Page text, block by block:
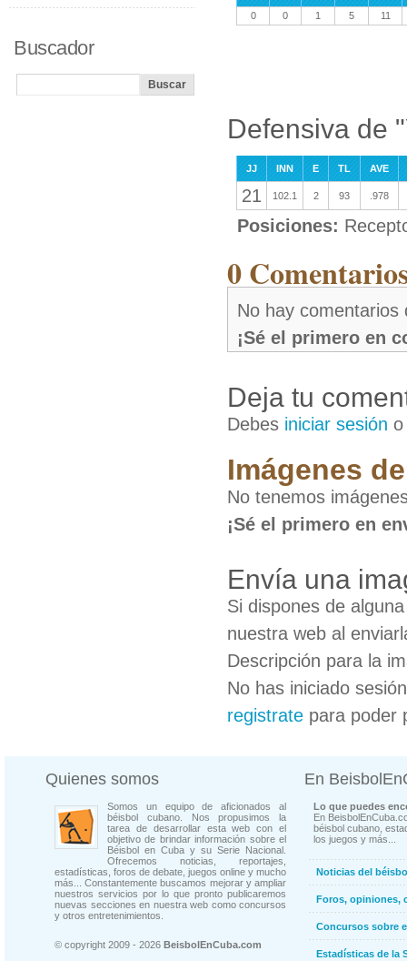
0
0 1 5 11
Defensiva de
JJ INN E TL AVE
21 102.1 2 93 .978
Posiciones:
0
No hay comentarios
¡Sé el primero en
Deja tu
Debes iniciar sesión
Imágenes
No tenemos
¡Sé el primero en
Envía una
Si dispones de
nuestra web al
Descripción para la
No has iniciado
registrate para poder
Buscador
Quienes somos
Somos un equipo de aficionados al
béisbol cubano. Nos propusimos la
tarea de desarrollar esta web con el
objetivo de brindar información sobre el
Béisbol en Cuba y su Serie Nacional.
Ofrecemos noticias, reportajes,
estadísticas, foros de debate, juegos online y mucho
más... Constantemente buscamos mejorar y ampliar
nuestros servicios por lo que pronto publicaremos
nuevas secciones en nuestra web como concursos
y otros entretenimientos.
© copyright 2009 - 2026 BeisbolEnCuba.com
En
Lo que puedes
En
béisbol cubano,
los juegos y más...
Noticias del
Foros, opiniones,
Concursos sobre
Estadísticas de la